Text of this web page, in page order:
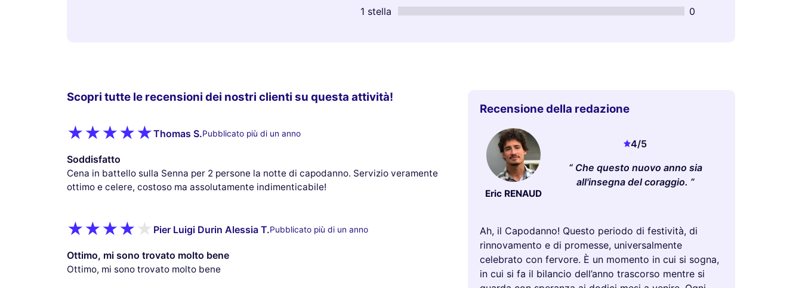
1 stella
0
Scopri tutte le recensioni dei nostri clienti su questa attività!
Thomas S.Pubblicato più di un anno
Soddisfatto
Cena in battello sulla Senna per 2 persone la notte di capodanno. Servizio veramente
ottimo e celere, costoso ma assolutamente indimenticabile!
Pier Luigi Durin Alessia T.Pubblicato più di un anno
Ottimo, mi sono trovato molto bene
Ottimo, mi sono trovato molto bene
Recensione della redazione
Eric RENAUD
4/5
Che questo nuovo anno sia
all'insegna del coraggio.
Ah, il Capodanno! Questo periodo di festività, di
rinnovamento e di promesse, universalmente
celebrato con fervore. È un momento in cui si sogna,
in cui si fa il bilancio dell’anno trascorso mentre si